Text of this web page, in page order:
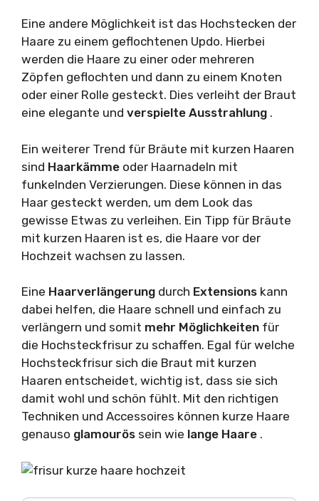
Eine andere Möglichkeit ist das Hochstecken der
Haare zu einem geflochtenen Updo. Hierbei
werden die Haare zu einer oder mehreren
Zöpfen geflochten und dann zu einem Knoten
oder einer Rolle gesteckt. Dies verleiht der Braut
eine elegante und verspielte Ausstrahlung .
Ein weiterer Trend für Bräute mit kurzen Haaren
sind Haarkämme oder Haarnadeln mit
funkelnden Verzierungen. Diese können in das
Haar gesteckt werden, um dem Look das
gewisse Etwas zu verleihen. Ein Tipp für Bräute
mit kurzen Haaren ist es, die Haare vor der
Hochzeit wachsen zu lassen.
Eine Haarverlängerung durch Extensions kann
dabei helfen, die Haare schnell und einfach zu
verlängern und somit mehr Möglichkeiten für
die Hochsteckfrisur zu schaffen. Egal für welche
Hochsteckfrisur sich die Braut mit kurzen
Haaren entscheidet, wichtig ist, dass sie sich
damit wohl und schön fühlt. Mit den richtigen
Techniken und Accessoires können kurze Haare
genauso glamourös sein wie lange Haare .